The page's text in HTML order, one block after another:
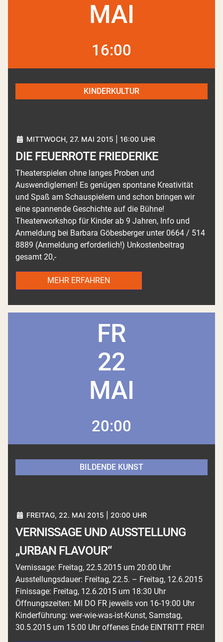
MAI
16:00
KINDERKULTUR
MITTWOCH, 27. MAI 2015 | 16:00 UHR
DIE FEUERROTE FRIEDERIKE
Theaterspielen ohne langes Proben und
Auswendiglernen! Es genügen spontane Kreativität
und Spaß am Schauspielern und schon bringen wir
eine spannende Geschichte auf die Bühne!
Theaterworkshop für Kinder ab 9 Jahren, Info und
Anmeldung bei Barbara Göbesberger unter 0664 / 514
8889 (Anmeldung erforderlich!) Unkostenbeitrag
gesamt 20,-
MEHR ERFAHREN
FR
22
MAI
20:00
BILDENDE KUNST
FREITAG, 22. MAI 2015 | 20:00 UHR
VERNISSAGE UND AUSSTELLUNG
„URBAN FLAVOUR“
Vernissage: Freitag, 22.5.2015 um 20:00 Uhr
Ausstellungsdauer: Freitag, 22.5. – Freitag, 12.6.2015
Finissage: Freitag, 12.6.2015 um 18:30 Uhr
Öffnungszeiten: MI DO FR jeweils von 16-19:00 Uhr
Kinderführung: wer-wie-was-ist-Kunst, Samstag,
30.5.2015 um 15:00 Uhr offenes Ende EINTRITT FREI!